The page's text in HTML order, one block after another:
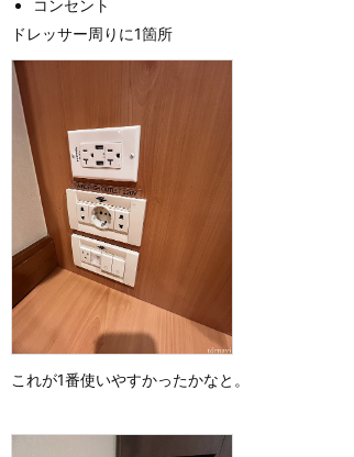
コンセント
ドレッサー周りに1箇所
これが1番使いやすかったかなと。